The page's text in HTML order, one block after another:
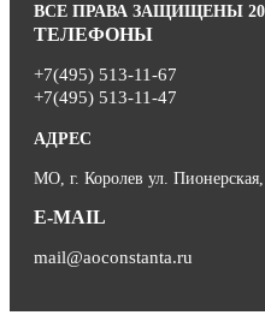
ВСЕ ПРАВА ЗАЩИЩЕНЫ
ТЕЛЕФОНЫ
+7(495) 513-11-67
+7(495) 513-11-47
АДРЕС
МО, г. Королев ул.
E-MAIL
mail@aoconstanta.ru